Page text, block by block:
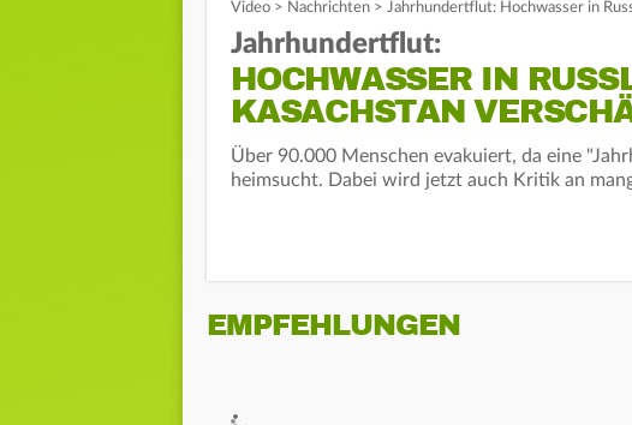
Video > Nachrichten > Jahrhundertflut: Hochwasser in
Jahrhundertflut:
HOCHWASSER IN
KASACHSTAN
Über 90.000 Menschen evakuiert, da eine
heimsucht. Dabei wird jetzt auch Kritik an
EMPFEHLUNGEN